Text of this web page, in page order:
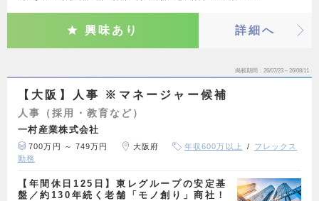
興味あり 詳細へ
掲載期間 26/07/23～26/08/11
【大阪】人事 ※マネージャー候補
人事（採用・教育など）
一村産業株式会社
700万円 ～ 749万円 大阪府 年収600万以上
フレックス
勤務
【年間休日125日】東レグループの安定基
盤／約130年続く老舗「モノ創り」商社！